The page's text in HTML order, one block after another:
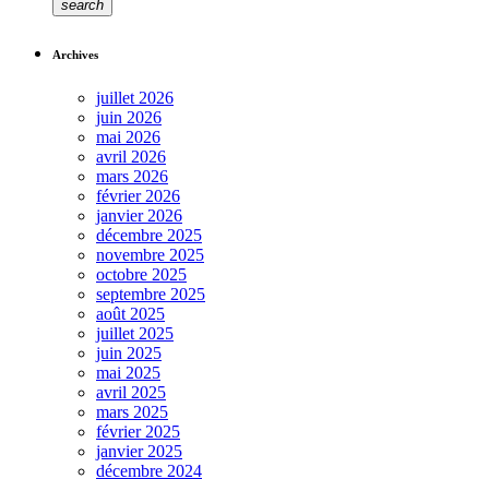
search
Archives
juillet 2026
juin 2026
mai 2026
avril 2026
mars 2026
février 2026
janvier 2026
décembre 2025
novembre 2025
octobre 2025
septembre 2025
août 2025
juillet 2025
juin 2025
mai 2025
avril 2025
mars 2025
février 2025
janvier 2025
décembre 2024